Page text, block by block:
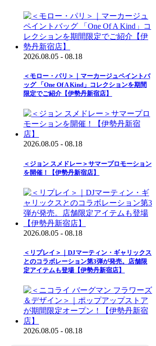
2026.08.05 - 08.18
＜モロー・パリ＞｜マーカージュペイントバ
ッグ 「One Of A Kind」コレクションを期間
限定でご紹介【伊勢丹新宿店】
2026.08.05 - 08.18
＜ジョン スメドレー＞サマープロモーション
を開催！【伊勢丹新宿店】
2026.08.05 - 08.18
＜リプレイ＞｜DJマーティン・ギャリックス
とのコラボレーション第3弾が発売。店舗限
定アイテムも登場【伊勢丹新宿店】
2026.08.05 - 08.18